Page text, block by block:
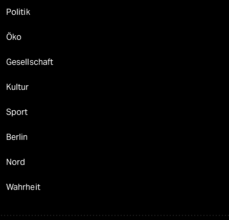
Politik
Öko
Gesellschaft
Kultur
Sport
Berlin
Nord
Wahrheit